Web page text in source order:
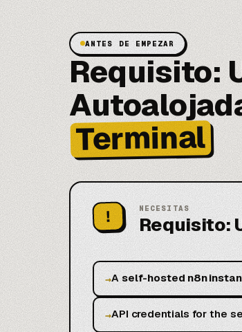
ANTES DE EMPEZAR
Requisito:
Terminal
! NECESITAS
Requisito:
→Aself-hosted n8n
→API credentials for the